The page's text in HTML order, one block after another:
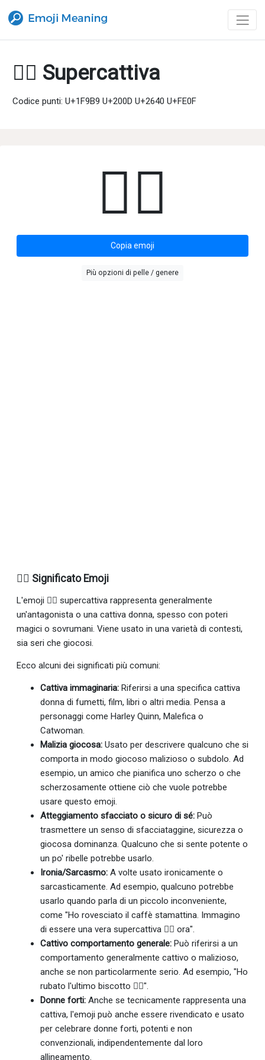
🦹‍♀️ Supercattiva
Codice punti: U+1F9B9 U+200D U+2640 U+FE0F
🦹‍♀️
Copia emoji
Più opzioni di pelle / genere
🦹‍♀️ Significato Emoji
L'emoji 🦹‍♀ supercattiva rappresenta generalmente
un'antagonista o una cattiva donna, spesso con poteri
magici o sovrumani. Viene usato in una varietà di contesti,
sia seri che giocosi.
Ecco alcuni dei significati più comuni:
Cattiva immaginaria: Riferirsi a una specifica cattiva
donna di fumetti, film, libri o altri media. Pensa a
personaggi come Harley Quinn, Malefica o
Catwoman.
Malizia giocosa: Usato per descrivere qualcuno che si
comporta in modo giocoso malizioso o subdolo. Ad
esempio, un amico che pianifica uno scherzo o che
scherzosamente ottiene ciò che vuole potrebbe
usare questo emoji.
Atteggiamento sfacciato o sicuro di sé: Può
trasmettere un senso di sfacciataggine, sicurezza o
giocosa dominanza. Qualcuno che si sente potente o
un po' ribelle potrebbe usarlo.
Ironia/Sarcasmo: A volte usato ironicamente o
sarcasticamente. Ad esempio, qualcuno potrebbe
usarlo quando parla di un piccolo inconveniente,
come "Ho rovesciato il caffè stamattina. Immagino
di essere una vera supercattiva 🦹‍♀ ora".
Cattivo comportamento generale: Può riferirsi a un
comportamento generalmente cattivo o malizioso,
anche se non particolarmente serio. Ad esempio, "Ho
rubato l'ultimo biscotto 🦹‍♀".
Donne forti: Anche se tecnicamente rappresenta una
cattiva, l'emoji può anche essere rivendicato e usato
per celebrare donne forti, potenti e non
convenzionali, indipendentemente dal loro
allineamento.